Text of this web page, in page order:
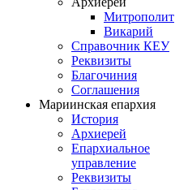
Митрополит
Викарий
Справочник КЕУ
Реквизиты
Благочиния
Соглашения
Мариинская епархия
История
Архиерей
Епархиальное
управление
Реквизиты